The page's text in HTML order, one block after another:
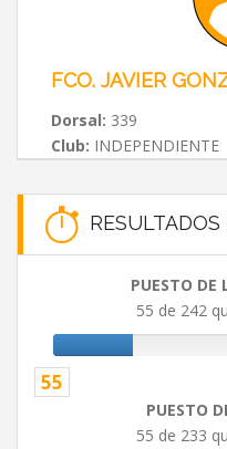
FCO. JAVIER
Dorsal: 339
Club: INDEPENDIENTE
PUESTO DE
55 de 242
55
PUESTO
55 de 233